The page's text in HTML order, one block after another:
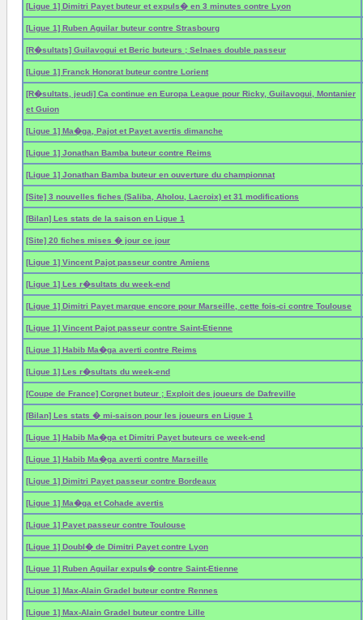
[Ligue 1] Dimitri Payet buteur et expuls� en 3 minutes contre Lyon
[Ligue 1] Ruben Aguilar buteur contre Strasbourg
[R�sultats] Guilavogui et Beric buteurs ; Selnaes double passeur
[Ligue 1] Franck Honorat buteur contre Lorient
[R�sultats, jeudi] Ca continue en Europa League pour Ricky, Guilavogui, Montanier
et Guion
[Ligue 1] Ma�ga, Pajot et Payet avertis dimanche
[Ligue 1] Jonathan Bamba buteur contre Reims
[Ligue 1] Jonathan Bamba buteur en ouverture du championnat
[Site] 3 nouvelles fiches (Saliba, Aholou, Lacroix) et 31 modifications
[Bilan] Les stats de la saison en Ligue 1
[Site] 20 fiches mises � jour ce jour
[Ligue 1] Vincent Pajot passeur contre Amiens
[Ligue 1] Les r�sultats du week-end
[Ligue 1] Dimitri Payet marque encore pour Marseille, cette fois-ci contre Toulouse
[Ligue 1] Vincent Pajot passeur contre Saint-Etienne
[Ligue 1] Habib Ma�ga averti contre Reims
[Ligue 1] Les r�sultats du week-end
[Coupe de France] Corgnet buteur ; Exploit des joueurs de Dafreville
[Bilan] Les stats � mi-saison pour les joueurs en Ligue 1
[Ligue 1] Habib Ma�ga et Dimitri Payet buteurs ce week-end
[Ligue 1] Habib Ma�ga averti contre Marseille
[Ligue 1] Dimitri Payet passeur contre Bordeaux
[Ligue 1] Ma�ga et Cohade avertis
[Ligue 1] Payet passeur contre Toulouse
[Ligue 1] Doubl� de Dimitri Payet contre Lyon
[Ligue 1] Ruben Aguilar expuls� contre Saint-Etienne
[Ligue 1] Max-Alain Gradel buteur contre Rennes
[Ligue 1] Max-Alain Gradel buteur contre Lille